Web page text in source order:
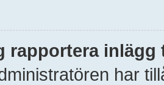
rapportera
har